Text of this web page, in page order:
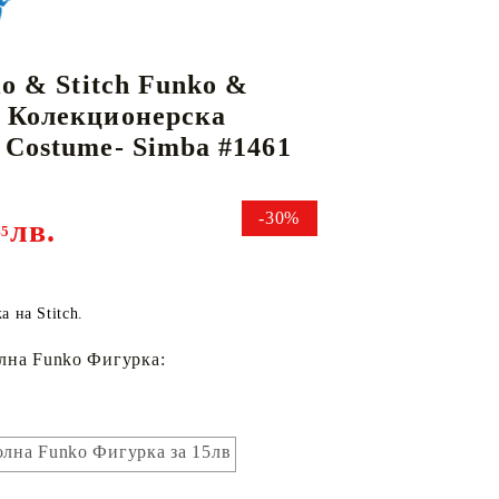
RIFTBOUND: LEAGUE OF LEGENDS
TCG
GUNDAM CARD GAME
& Stitch Funko &
Simba #1461
-30%
лв.
на Stitch.
Funko Фигурка:
Funko Фигурка за 15лв